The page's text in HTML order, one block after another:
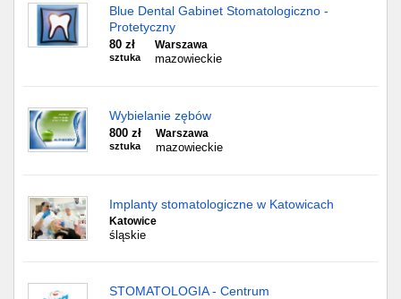
Blue Dental Gabinet Stomatologiczno -
Protetyczny
80 zł
sztuka
Warszawa
mazowieckie
Wybielanie zębów
800 zł
sztuka
Warszawa
mazowieckie
Implanty stomatologiczne w Katowicach
Katowice
śląskie
STOMATOLOGIA - Centrum